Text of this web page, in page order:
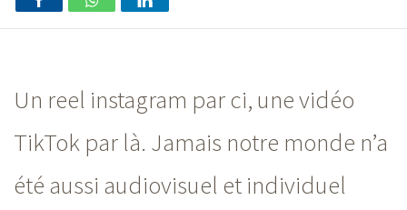
Un reel instagram par ci, une vidéo
TikTok par là. Jamais notre monde n’a
été aussi audiovisuel et individuel